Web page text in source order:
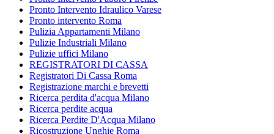
Pronto Intervento Idraulico Varese
Pronto intervento Roma
Pulizia Appartamenti Milano
Pulizie Industriali Milano
Pulizie uffici Milano
REGISTRATORI DI CASSA
Registratori Di Cassa Roma
Registrazione marchi e brevetti
Ricerca perdita d'acqua Milano
Ricerca perdite acqua
Ricerca Perdite D'Acqua Milano
Ricostruzione Unghie Roma